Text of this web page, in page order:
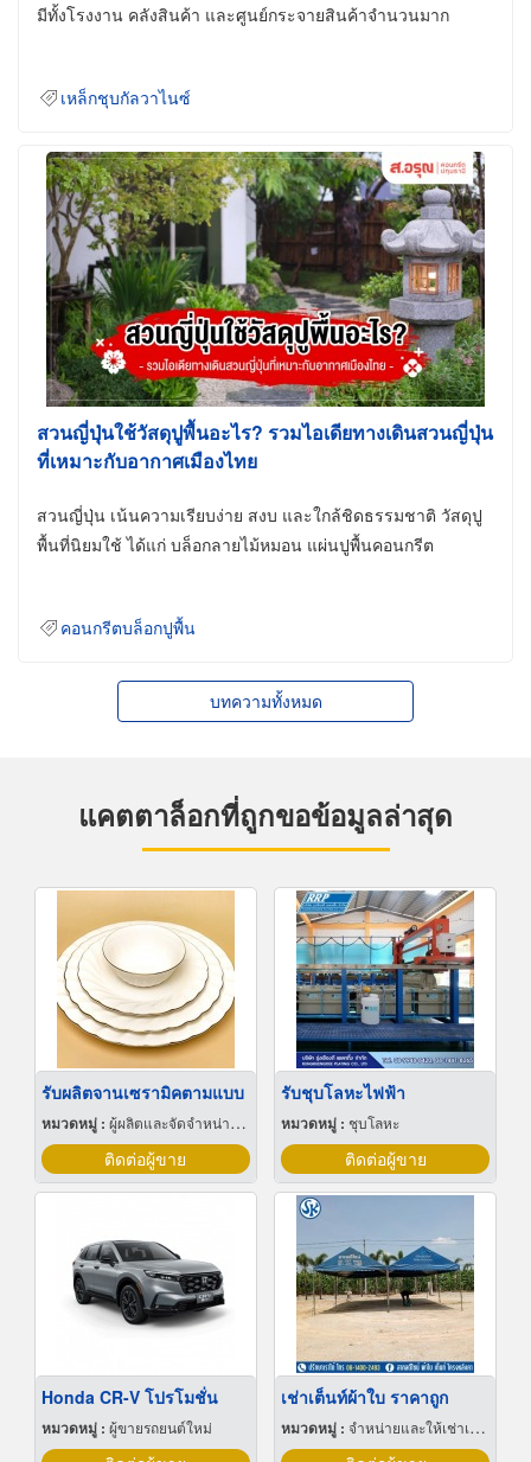
มีทั้งโรงงาน คลังสินค้า และศูนย์กระจายสินค้าจำนวนมาก
เหล็กชุบกัลวาไนซ์
สวนญี่ปุ่นใช้วัสดุปูพื้นอะไร? รวมไอเดียทางเดินสวนญี่ปุ่น
ที่เหมาะกับอากาศเมืองไทย
สวนญี่ปุ่น เน้นความเรียบง่าย สงบ และใกล้ชิดธรรมชาติ วัสดุปู
พื้นที่นิยมใช้ ได้แก่ บล็อกลายไม้หมอน แผ่นปูพื้นคอนกรีต
คอนกรีตบล็อกปูพื้น
บทความทั้งหมด
แคตตาล็อกที่ถูกขอข้อมูลล่าสุด
รับผลิตจานเซรามิคตามแบบ
หมวดหมู่ : ผู้ผลิตและจัดจำหน่ายกระเบื้องเซรามิก
ติดต่อผู้ขาย
รับชุบโลหะไฟฟ้า
หมวดหมู่ : ชุบโลหะ
ติดต่อผู้ขาย
Honda CR-V โปรโมชั่น
หมวดหมู่ : ผู้ขายรถยนต์ใหม่
เช่าเต็นท์ผ้าใบ ราคาถูก
หมวดหมู่ : จำหน่ายและให้เช่าเต็นท์